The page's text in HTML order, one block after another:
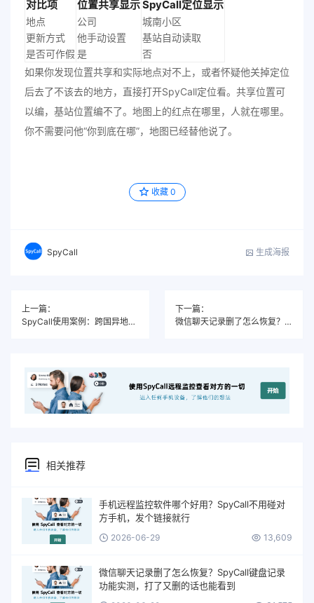
对比项 位置共享显示SpyCall定位显示
地点 公司
城南小区
更新方式
他手动设置
基站自动读取
是否可作假 是
否
如果你发现位置共享和实际地点对不上，或者怀疑他关掉定位
后去了不该去的地方，直接打开SpyCall定位看。共享位置可
以编，基站位置编不了。地图上的红点在哪里，人就在哪里。
你不需要问他“你到底在哪”，地图已经替他说了。
收藏 0
SpyCall 生成海报
上一篇：
SpyCall使用案例：跨国异地恋的真相追踪
下一篇：
微信聊天记录删了怎么恢复？SpyCall键盘记录功能实测，打了又删的话也能看到
相关推荐
手机远程监控软件哪个好用？SpyCall不用碰对
方手机，发个链接就行
2026-06-29 13,609
微信聊天记录删了怎么恢复？SpyCall键盘记录
功能实测，打了又删的话也能看到